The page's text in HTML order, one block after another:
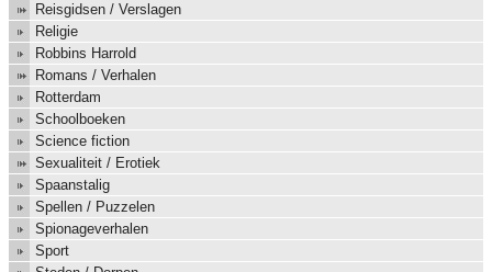
Reisgidsen / Verslagen
Religie
Robbins Harrold
Romans / Verhalen
Rotterdam
Schoolboeken
Science fiction
Sexualiteit / Erotiek
Spaanstalig
Spellen / Puzzelen
Spionageverhalen
Sport